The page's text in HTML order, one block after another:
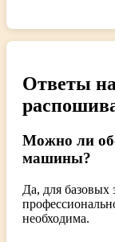
Ответы
Можно ли
машины?
Да, для базовых
необходима.